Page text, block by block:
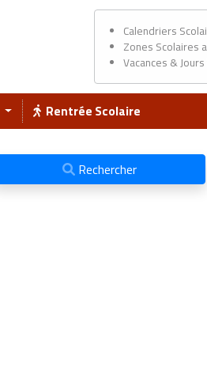
Calendriers
Zones Scolaires
Vacances &
Rentrée Scolaire
Rechercher